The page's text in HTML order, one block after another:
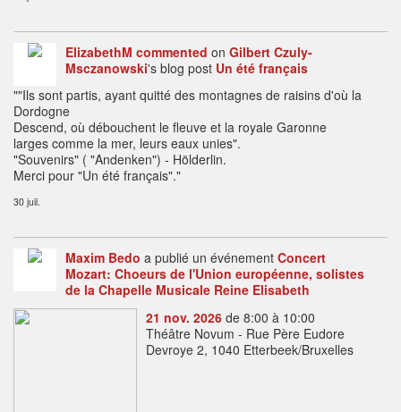
ElizabethM commented on Gilbert Czuly-
Msczanowski's blog post Un été français
""Ils sont partis, ayant quitté des montagnes de raisins d'où la
Dordogne
Descend, où débouchent le fleuve et la royale Garonne
larges comme la mer, leurs eaux unies".
"Souvenirs" ( "Andenken") - Hölderlin.
Merci pour "Un été français"."
30 juil.
Maxim Bedo a publié un événement Concert
Mozart: Choeurs de l'Union européenne, solistes
de la Chapelle Musicale Reine Elisabeth
21 nov. 2026de 8:00 à 10:00
Théâtre Novum - Rue Père Eudore
Devroye 2, 1040 Etterbeek/Bruxelles